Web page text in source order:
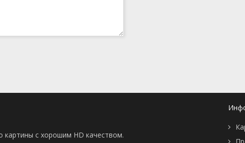
с хорошим HD качеством.